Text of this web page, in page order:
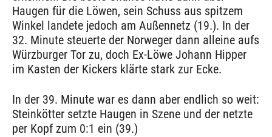
Haugen für die Löwen, sein Schuss aus spitzem
Winkel landete jedoch am Außennetz (19.). In der
32. Minute steuerte der Norweger dann alleine aufs
Würzburger Tor zu, doch Ex-Löwe Johann Hipper
im Kasten der Kickers klärte stark zur Ecke.
In der 39. Minute war es dann aber endlich so weit:
Steinkötter setzte Haugen in Szene und der netzte
per Kopf zum 0:1 ein (39.)